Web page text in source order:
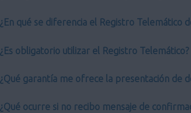
¿En qué se diferencia el Registro Telemático
¿Es obligatorio utilizar el Registro Telemático?
¿Qué garantía me ofrece la presentación de
¿Qué ocurre si no recibo mensaje de